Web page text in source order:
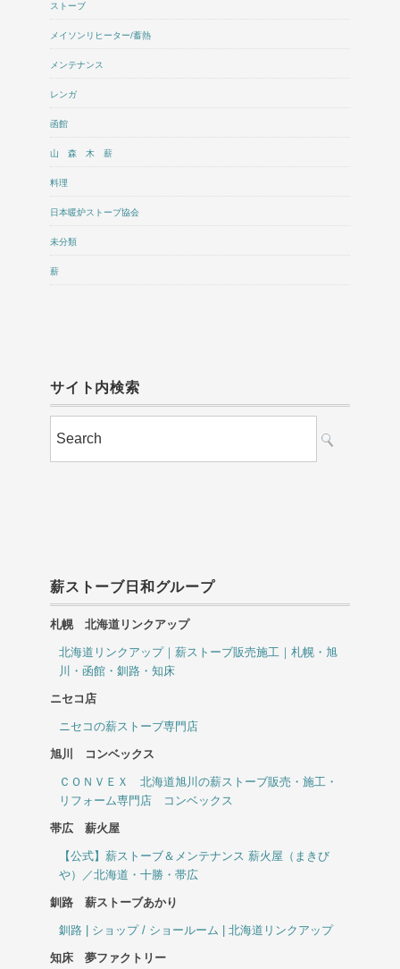
ストーブ
メイソンリヒーター/蓄熱
メンテナンス
レンガ
函館
山 森 木 薪
料理
日本暖炉ストーブ協会
未分類
薪
サイト内検索
薪ストーブ日和グループ
札幌 北海道リンクアップ
北海道リンクアップ｜薪ストーブ販売施工｜札幌・旭
川・函館・釧路・知床
ニセコ店
ニセコの薪ストーブ専門店
旭川 コンベックス
ＣＯＮＶＥＸ 北海道旭川の薪ストーブ販売・施工・
リフォーム専門店 コンベックス
帯広 薪火屋
【公式】薪ストーブ＆メンテナンス 薪火屋（まきび
や）／北海道・十勝・帯広
釧路 薪ストーブあかり
釧路 | ショップ / ショールーム | 北海道リンクアップ
知床 夢ファクトリー